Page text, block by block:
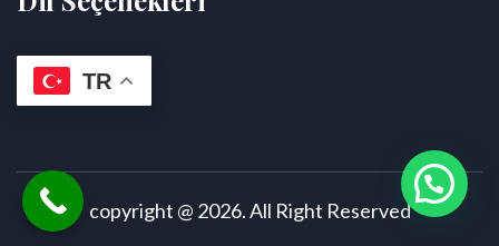
TR
copyright @ 2026. All Right Reserved